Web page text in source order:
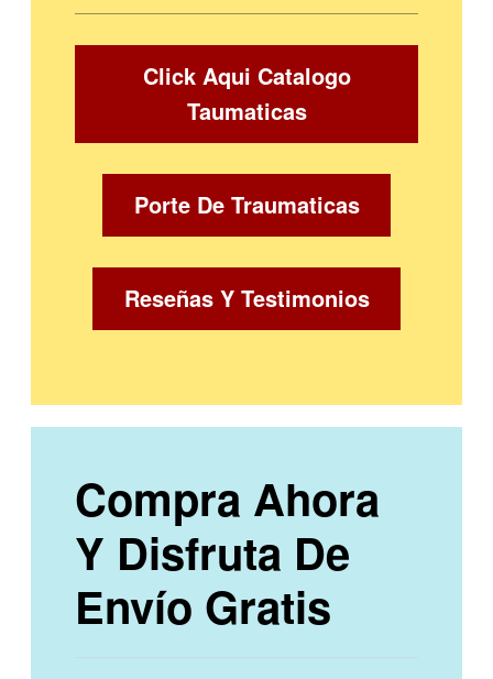
Click Aqui Catalogo
Taumaticas
Porte De Traumaticas
Reseñas Y Testimonios
Compra Ahora
Y Disfruta De
Envío Gratis